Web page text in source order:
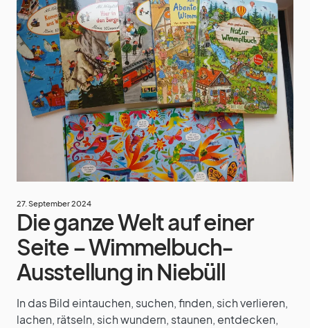
27. September 2024
Die ganze Welt auf einer
Seite – Wimmelbuch-
Ausstellung in Niebüll
In das Bild eintauchen, suchen, finden, sich verlieren,
lachen, rätseln, sich wundern, staunen, entdecken,